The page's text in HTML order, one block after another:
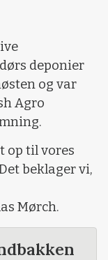
deponier
og var
Agro
op til vores
beklager vi,
Mørch.